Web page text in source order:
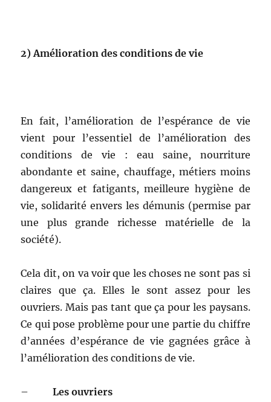
2)Amélioration des conditions de vie
En fait, l’amélioration de l’espérance de vie
vient pour l’essentiel de l’amélioration des
conditions de vie : eau saine, nourriture
abondante et saine, chauffage, métiers moins
dangereux et fatigants, meilleure hygiène de
vie, solidarité envers les démunis (permise par
une plus grande richesse matérielle de la
société).
Cela dit, on va voir que les choses ne sont pas si
claires que ça. Elles le sont assez pour les
ouvriers. Mais pas tant que ça pour les paysans.
Ce qui pose problème pour une partie du chiffre
d’années d’espérance de vie gagnées grâce à
l’amélioration des conditions de vie.
–Les ouvriers